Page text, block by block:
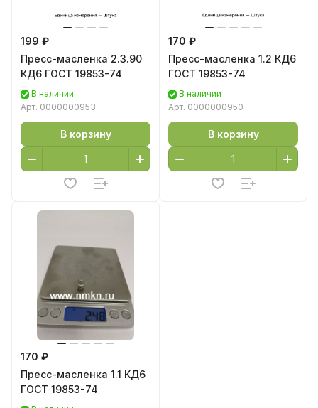
199 ₽
Пресс-масленка 2.3.90
КД6 ГОСТ 19853-74
В наличии
Арт. 0000000953
В корзину
170 ₽
Пресс-масленка 1.2 КД6
ГОСТ 19853-74
В наличии
Арт. 0000000950
В корзину
170 ₽
Пресс-масленка 1.1 КД6
ГОСТ 19853-74